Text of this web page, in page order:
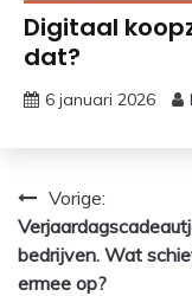
Digitaal
dat?
6 januari 2026
Bericht
navigatie
Vorige:
bedrijven. Wat
ermee op?